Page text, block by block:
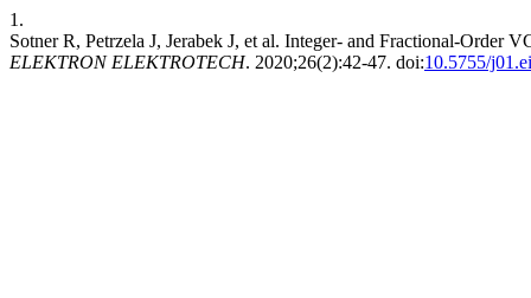
1.
Sotner R, Petrzela J, Jerabek J, et al. Integer- and Fractional-
ELEKTRON ELEKTROTECH. 2020;26(2):42-47. doi:10.5755/